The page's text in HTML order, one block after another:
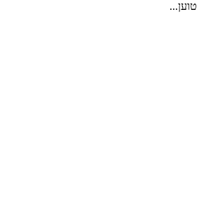
טוען...